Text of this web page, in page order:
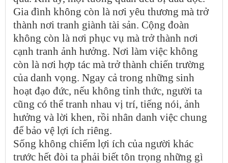
Gia đình không còn là nơi yêu thương mà trở
thành nơi tranh giành tài sản. Cộng đoàn
không còn là nơi phục vụ mà trở thành nơi
cạnh tranh ảnh hưởng. Nơi làm việc không
còn là nơi hợp tác mà trở thành chiến trường
của danh vọng. Ngay cả trong những sinh
hoạt đạo đức, nếu không tỉnh thức, người ta
cũng có thể tranh nhau vị trí, tiếng nói, ảnh
hưởng và lời khen, rồi nhân danh việc chung
để bảo vệ lợi ích riêng.
Sống không chiếm lợi ích của người khác
trước hết đòi ta phải biết tôn trọng những gì